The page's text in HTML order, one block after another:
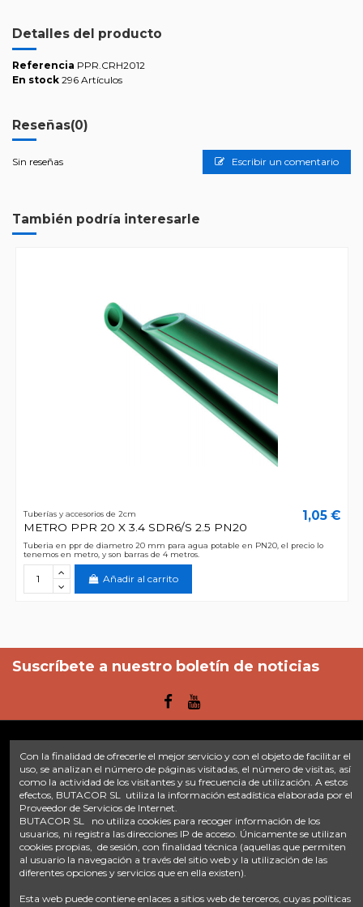
Detalles del producto
Referencia PPR.CRH2012
En stock 296 Artículos
Reseñas(0)
Sin reseñas Escribir un comentario
También podría interesarle
Tuberías y accesorios de 2cm
METRO PPR 20 X 3.4 SDR6/S 2.5 PN20
1,05 €
Tuberia en ppr de diametro 20 mm para agua potable en PN20, el precio lo
tenemos en metro, y son barras de 4 metros.
Añadir al carrito
Suscríbete a nuestro boletín de noticias
Enlaces
Inicio Sobre nosotros Contacte con nosotros
Aviso legal
Política de privacidad
Tratamiento de datos
Términos y condiciones
Plazos de envío
Contáctanos
Con la finalidad de ofrecerle el mejor servicio y con el objeto de facilitar el
uso, se analizan el número de páginas visitadas, el número de visitas, así
como la actividad de los visitantes y su frecuencia de utilización. A estos
efectos, BUTACOR SL utiliza la información estadística elaborada por el
Proveedor de Servicios de Internet.
BUTACOR SL no utiliza cookies para recoger información de los
usuarios, ni registra las direcciones IP de acceso. Únicamente se utilizan
cookies propias, de sesión, con finalidad técnica (aquellas que permiten
al usuario la navegación a través del sitio web y la utilización de las
diferentes opciones y servicios que en ella existen).
Esta web puede contiene enlaces a sitios web de terceros, cuyas políticas